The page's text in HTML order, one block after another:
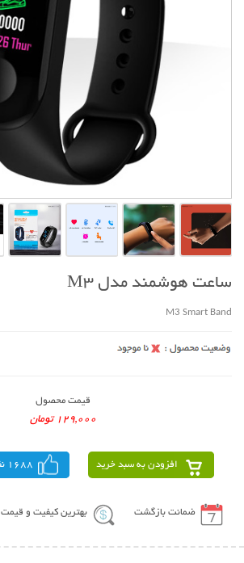
ساعت هوشمند مدل M3
M3 Smart Band
قیمت محصول
129,000 تومان
افزودن به سبد خرید 1688 نفر
ضمانت بازگشت بهترین کیفیت و قیمت